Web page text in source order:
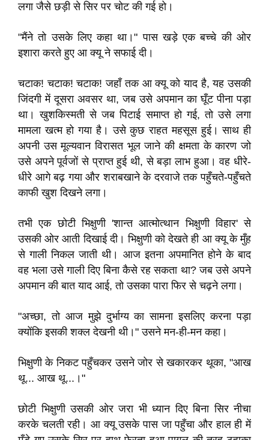
लगा जैसे छड़ी से सिर पर चोट की गई हो।
"मैंने तो उसके लिए कहा था।" पास खड़े एक बच्चे की ओर
इशारा करते हुए आ क्यू ने सफाई दी।
चटाक! चटाक! चटाक! जहाँ तक आ क्यू को याद है, यह उसकी
जिंदगी में दूसरा अवसर था, जब उसे अपमान का घूँट पीना पड़ा
था। खुशकिस्मती से जब पिटाई समाप्त हो गई, तो उसे लगा
मामला खत्म हो गया है। उसे कुछ राहत महसूस हुई। साथ ही
अपनी उस मूल्यवान विरासत भूल जाने की क्षमता के कारण जो
उसे अपने पूर्वजों से प्राप्त हुई थी, से बड़ा लाभ हुआ। वह धीरे-
धीरे आगे बढ़ गया और शराबखाने के दरवाजे तक पहुँचते-पहुँचते
काफी खुश दिखने लगा।
तभी एक छोटी भिक्षुणी 'शान्त आत्मोत्थान भिक्षुणी विहार' से
उसकी ओर आती दिखाई दी। भिक्षुणी को देखते ही आ क्यू के मुँह
से गाली निकल जाती थी। आज इतना अपमानित होने के बाद
वह भला उसे गाली दिए बिना कैसे रह सकता था? जब उसे अपने
अपमान की बात याद आई, तो उसका पारा फिर से चढ़ने लगा।
"अच्छा, तो आज मुझे दुर्भाग्य का सामना इसलिए करना पड़ा
क्योंकि इसकी शक्ल देखनी थी।" उसने मन-ही-मन कहा।
भिक्षुणी के निकट पहुँचकर उसने जोर से खकारकर थूका, "आख
थू... आख थू...।"
छोटी भिक्षुणी उसकी ओर जरा भी ध्यान दिए बिना सिर नीचा
करके चलती रही। आ क्यू उसके पास जा पहुँचा और हाल ही में